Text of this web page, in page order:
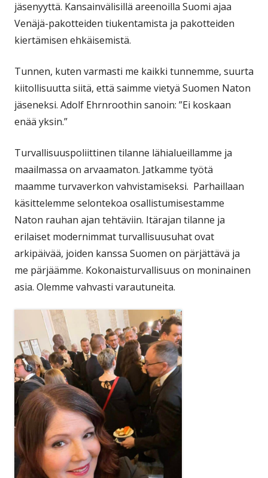
jäsenyyttä. Kansainvälisillä areenoilla Suomi ajaa
Venäjä-pakotteiden tiukentamista ja pakotteiden
kiertämisen ehkäisemistä.
Tunnen, kuten varmasti me kaikki tunnemme, suurta
kiitollisuutta siitä, että saimme vietyä Suomen Naton
jäseneksi. Adolf Ehrnroothin sanoin: ”Ei koskaan
enää yksin.”
Turvallisuuspoliittinen tilanne lähialueillamme ja
maailmassa on arvaamaton. Jatkamme työtä
maamme turvaverkon vahvistamiseksi. Parhaillaan
käsittelemme selontekoa osallistumisestamme
Naton rauhan ajan tehtäviin. Itärajan tilanne ja
erilaiset modernimmat turvallisuusuhat ovat
arkipäivää, joiden kanssa Suomen on pärjättävä ja
me pärjäämme. Kokonaisturvallisuus on moninainen
asia. Olemme vahvasti varautuneita.